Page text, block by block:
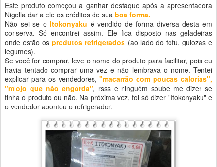
Este produto começou a ganhar destaque após a apresentadora
Nigella dar a ele os créditos de sua boa forma.
Não sei se o Itokonyaku é vendido de forma diversa desta em
conserva. Só encontrei assim. Ele fica disposto nas geladeiras
onde estão os produtos refrigerados (ao lado do tofu, guiozas e
legumes).
Se você for comprar, leve o nome do produto para facilitar, pois eu
havia tentado comprar uma vez e não lembrava o nome. Tentei
explicar para os vendedores,"macarrão com poucas calorias",
"miojo que não engorda", rsss e ninguém soube me dizer se
tinha o produto ou não. Na próxima vez, foi só dizer "Itokonyaku" e
o vendedor apontou o refrigerador.